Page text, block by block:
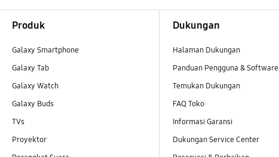
Produk
Galaxy Smartphone
Galaxy Tab
Galaxy Watch
Galaxy Buds
TVs
Proyektor
Dukungan
Halaman Dukungan
Panduan Pengguna & Software
Temukan Dukungan
FAQ Toko
Informasi Garansi
Dukungan Service Center